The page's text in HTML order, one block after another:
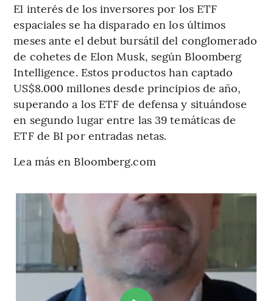
El interés de los inversores por los ETF
espaciales se ha disparado en los últimos
meses ante el debut bursátil del conglomerado
de cohetes de Elon Musk, según Bloomberg
Intelligence. Estos productos han captado
US$8.000 millones desde principios de año,
superando a los ETF de defensa y situándose
en segundo lugar entre las 39 temáticas de
ETF de BI por entradas netas.
Lea más en Bloomberg.com